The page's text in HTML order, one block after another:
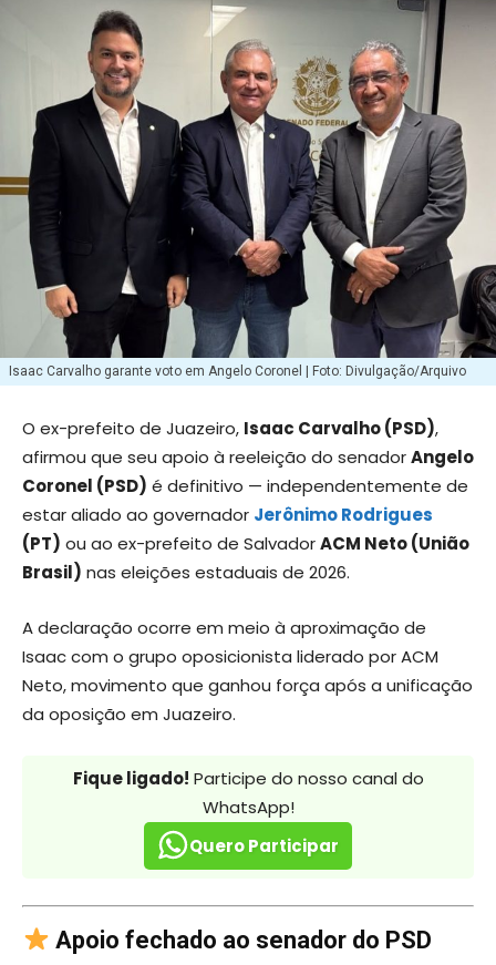
Isaac Carvalho garante voto em Angelo Coronel | Foto: Divulgação/Arquivo
O ex-prefeito de Juazeiro, Isaac Carvalho (PSD),
afirmou que seu apoio à reeleição do senadorAngelo
Coronel (PSD) é definitivo — independentemente de
estar aliado ao governador Jerônimo Rodrigues
(PT) ou ao ex-prefeito de SalvadorACM Neto (União
Brasil) nas eleições estaduais de 2026.
A declaração ocorre em meio à aproximação de
Isaac com o grupo oposicionista liderado por ACM
Neto, movimento que ganhou força após a unificação
da oposição em Juazeiro.
Fique ligado! Participe do nosso canal do
WhatsApp!
Quero Participar
Apoio fechado ao senador do PSD